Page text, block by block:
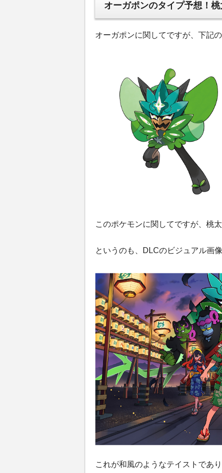
オーガポンのタイプ予想！
オーガポンに関してですが、下記
このポケモンに関してですが、桃
というのも、DLCのビジュアル画
これが和風のようなテイストであ